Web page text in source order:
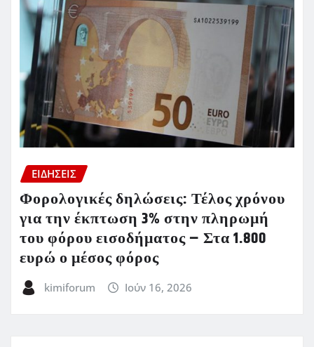
ΕΙΔΗΣΕΙΣ
Φορολογικές δηλώσεις: Τέλος χρόνου
για την έκπτωση 3% στην πληρωμή
του φόρου εισοδήματος – Στα 1.800
ευρώ ο μέσος φόρος
kimiforum Ιούν 16, 2026